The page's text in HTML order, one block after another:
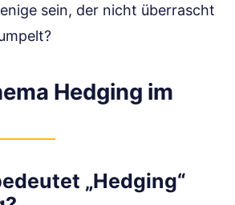
sein, der nicht überrascht
Hedging im
„Hedging“